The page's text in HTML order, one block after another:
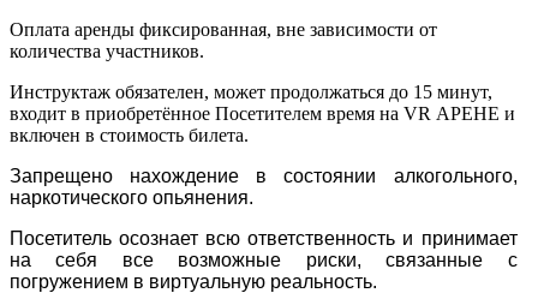
Оплата аренды фиксированная, вне зависимости от
количества участников.
Инструктаж обязателен, может продолжаться до 15 минут,
входит в приобретённое Посетителем время на VR АРЕНЕ и
включен в стоимость билета.
Запрещено нахождение в состоянии алкогольного,
наркотического опьянения.
Посетитель осознает всю ответственность и принимает
на себя все возможные риски, связанные с
погружением в виртуальную реальность.